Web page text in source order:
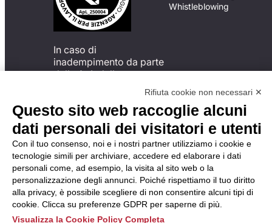
In caso di
inadempimento da parte
della ApL delle
del Codice di Condotta, è
possibile presentare un
reclamo
all’Organismo di
Monitoraggio utilizzando
una delle modalità
descritte al seguente
indirizzo web
https://odm-
agenzielavoro.it/reclami/.
Whistleblowing
Rifiuta cookie non necessari ✕
Questo sito web raccoglie alcuni
dati personali dei visitatori e utenti
Con il tuo consenso, noi e i nostri partner utilizziamo i cookie e
tecnologie simili per archiviare, accedere ed elaborare i dati
personali come, ad esempio, la visita al sito web o la
personalizzazione degli annunci. Poiché rispettiamo il tuo diritto
alla privacy, è possibile scegliere di non consentire alcuni tipi di
cookie. Clicca su preferenze GDPR per saperne di più.
Visualizza la Cookie Policy Completa